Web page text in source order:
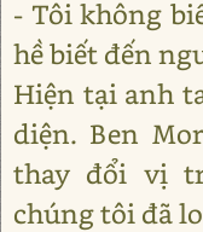
- Tôi không
hề biết đến
Hiện tại anh
diện. Ben
thay đổi vị
chúng tôi đã